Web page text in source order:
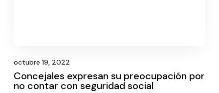
octubre 19, 2022
Concejales expresan su preocupación por
no contar con seguridad social